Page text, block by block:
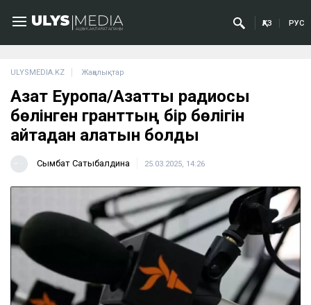
ҚАЗ РУС
ULYSMEDIA.KZ Жаңалықтар
Азат Еуропа/Азаттық радиосы
бөлінген гранттың бір бөлігін
қайтадан алатын болды
Сымбат Сатыбалдина 25.03.2025, 14:26